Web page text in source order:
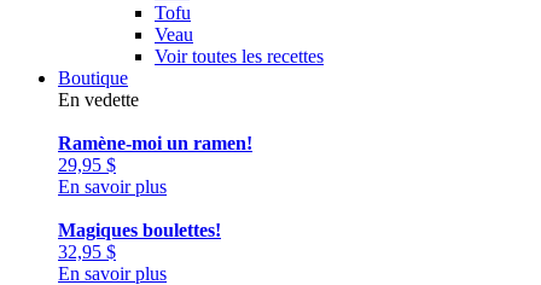
Tofu
Veau
Voir toutes les recettes
Boutique
En vedette
Ramène-moi un ramen!
29,95 $
En savoir plus
Magiques boulettes!
32,95 $
En savoir plus